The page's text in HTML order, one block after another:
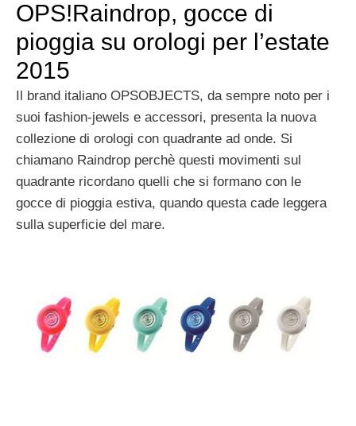
OPS!Raindrop, gocce di
pioggia su orologi per l’estate
2015
Il brand italiano OPSOBJECTS, da sempre noto per i
suoi fashion-jewels e accessori, presenta la nuova
collezione di orologi con quadrante ad onde. Si
chiamano Raindrop perchè questi movimenti sul
quadrante ricordano quelli che si formano con le
gocce di pioggia estiva, quando questa cade leggera
sulla superficie del mare.